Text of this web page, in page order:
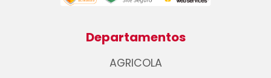
Departamentos
AGRICOLA